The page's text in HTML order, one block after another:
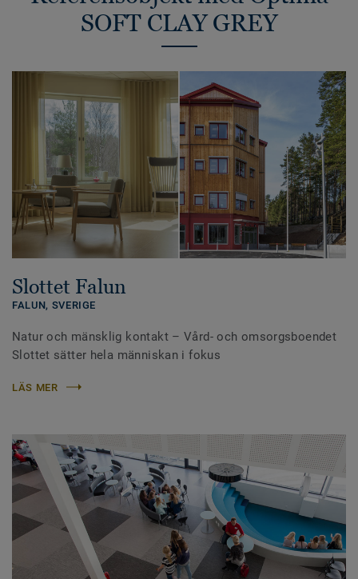
SOFT CLAY GREY
Slottet Falun
FALUN, SVERIGE
Natur och mänsklig kontakt – Vård- och omsorgsboendet
Slottet sätter hela människan i fokus
LÄS MER